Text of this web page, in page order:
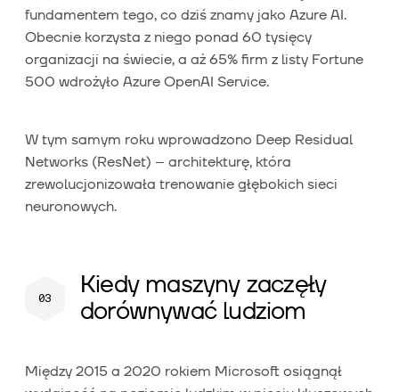
fundamentem tego, co dziś znamy jako Azure AI.
Obecnie korzysta z niego ponad 60 tysięcy
organizacji na świecie, a aż 65% firm z listy Fortune
500 wdrożyło Azure OpenAI Service.
W tym samym roku wprowadzono Deep Residual
Networks (ResNet) – architekturę, która
zrewolucjonizowała trenowanie głębokich sieci
neuronowych.
Kiedy maszyny zaczęły
dorównywać ludziom
Między 2015 a 2020 rokiem Microsoft osiągnął